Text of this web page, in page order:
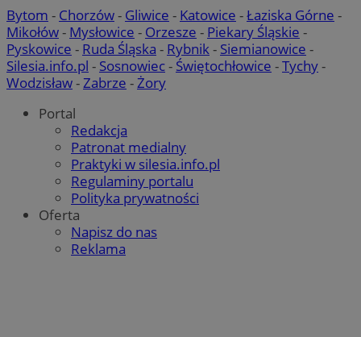
Bytom - Chorzów- Gliwice - Katowice -Łaziska Górne -
Mikołów- Mysłowice - Orzesze - Piekary Śląskie -
Pyskowice - Ruda Śląska - Rybnik- Siemianowice -
Silesia.info.pl - Sosnowiec- Świętochłowice -Tychy-
Wodzisław-Zabrze -Żory
Portal
Redakcja
Patronat medialny
Praktyki w silesia.info.pl
Regulaminy portalu
Polityka prywatności
Oferta
Napisz do nas
Reklama
MvSessID mojchorzow.pl
CookieScriptConsent
CookieScript